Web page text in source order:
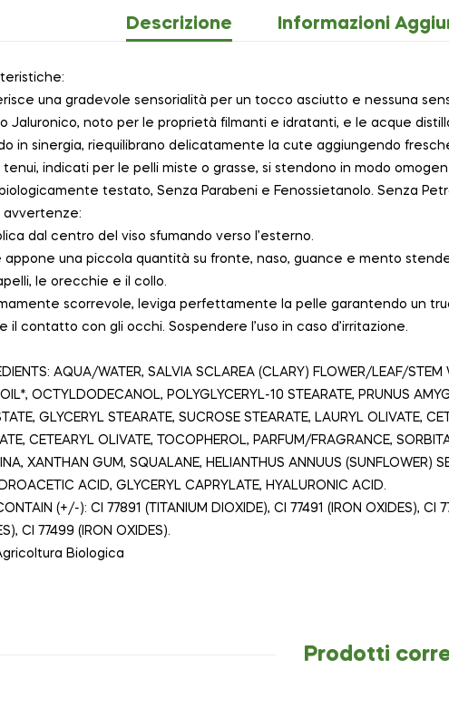
Descrizione Informazioni
una gradevole sensorialità per un tocco asciutto e nessuna
Jaluronico, noto per le proprietà filmanti e idratanti, e le acque
in sinergia, riequilibrano delicatamente la cute aggiungendo
tenui, indicati per le pelli miste o grasse, si stendono in modo
testato, Senza Parabeni e Fenossietanolo. Senza
avvertenze:
dal centro del viso sfumando verso l’esterno.
appone una piccola quantità su fronte, naso, guance e mento
le orecchie e il collo.
scorrevole, leviga perfettamente la pelle garantendo un
il contatto con gli occhi. Sospendere l’uso in caso d’irritazione.
AQUA/WATER, SALVIA SCLAREA (CLARY) FLOWER/LEAF/
OCTYLDODECANOL, POLYGLYCERYL-10 STEARATE, PRUNUS
GLYCERYL STEARATE, SUCROSE STEARATE, LAURYL OLIVATE,
CETEARYL OLIVATE, TOCOPHEROL, PARFUM/FRAGRANCE,
XANTHAN GUM, SQUALANE, HELIANTHUS ANNUUS (SUNFLOWER)
ACID, GLYCERYL CAPRYLATE, HYALURONIC ACID.
(+/-): CI 77891 (TITANIUM DIOXIDE), CI 77491 (IRON OXIDES), CI
CI 77499 (IRON OXIDES).
Biologica
Prodotti